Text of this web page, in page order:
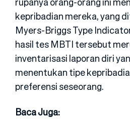
kepribadian mereka, yang
Myers-Briggs Type
hasil tes MBTI tersebut
inventarisasi laporan diri
menentukan tipe
preferensi seseorang.
Baca Juga: